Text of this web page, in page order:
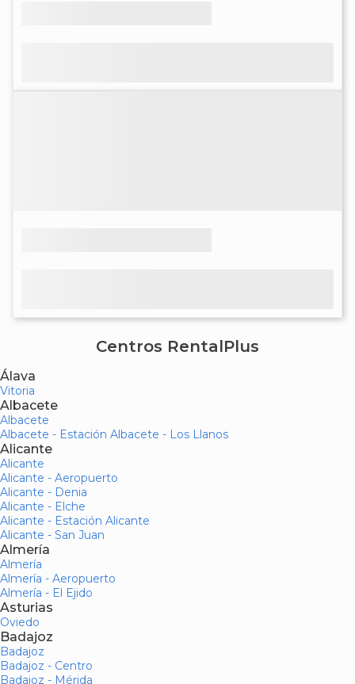
Centros RentalPlus
Álava
Vitoria
Albacete
Albacete
Albacete - Estación Albacete - Los Llanos
Alicante
Alicante
Alicante - Aeropuerto
Alicante - Denia
Alicante - Elche
Alicante - Estación Alicante
Alicante - San Juan
Almería
Almería
Almería - Aeropuerto
Almería - El Ejido
Asturias
Oviedo
Badajoz
Badajoz
Badajoz - Centro
Badajoz - Mérida